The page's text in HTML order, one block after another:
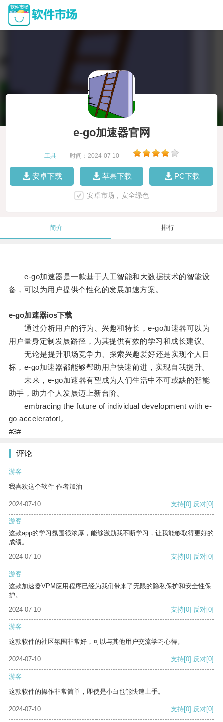
e-go加速器官网
工具 时间：2024-07-10
安卓下载 苹果下载 PC下载
安卓市场，安全绿色
简介 排行
e-go加速器是一款基于人工智能和大数据技术的智能设
备，可以为用户提供个性化的发展加速方案。
e-go加速器ios下载
通过分析用户的行为、兴趣和特长，e-go加速器可以为
用户量身定制发展路径，为其提供有效的学习和成长建议。
无论是提升职场竞争力、探索兴趣爱好还是实现个人目
标，e-go加速器都能够帮助用户快速前进，实现自我提升。
未来，e-go加速器有望成为人们生活中不可或缺的智能
助手，助力个人发展迈上新台阶。
embracing the future of individual development with e-
go accelerator!。
#3#
评论
游客
我喜欢这个软件 作者加油
2024-07-10 支持[0] 反对[0]
游客
这款app的学习氛围很浓厚，能够激励我不断学习，让我能够取得更好的
成绩。
2024-07-10
支持[0] 反对[0]
游客
这款加速器VPM应用程序已经为我们带来了无限的隐私保护和安全性保
护。
2024-07-10
支持[0] 反对[0]
游客
这款软件的社区氛围非常好，可以与其他用户交流学习心得。
2024-07-10 支持[0] 反对[0]
游客
这款软件的操作非常简单，即使是小白也能快速上手。
2024-07-10 支持[0] 反对[0]